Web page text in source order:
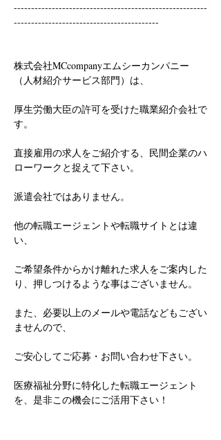
--------------------------------------------------------
------------------------------------------
株式会社MCcompanyエムシーカンパニー
（人材紹介サービス部門）は、
厚生労働大臣の許可を受けた職業紹介会社で
す。
直接雇用の求人をご紹介する、民間企業のハ
ローワークと捉えて下さい。
派遣会社ではありません。
他の転職エージェントや転職サイトとは違
い、
ご希望条件からかけ離れた求人をご案内した
り、押しつけるような事はございません。
また、必要以上のメールや電話などもござい
ませんので、
ご安心してご応募・お問い合わせ下さい。
医療福祉分野に特化した転職エージェント
を、是非この機会にご活用下さい！